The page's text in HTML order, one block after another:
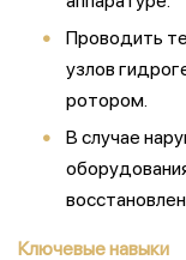
Проводить
узлов
ротором.
В случае
Ключевые навыки